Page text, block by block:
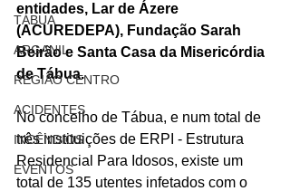
TÁBUA
ARGANIL
REGIÃO CENTRO
ACIDENTES
INCÊNDIOS
EVENTOS
entidades, Lar de Ázere
(ACUREDEPA), Fundação Sarah
Beirão e Santa Casa da Misericórdia
de Tábua.
No concelho de Tábua, e num total de
três instituições de ERPI - Estrutura
Residencial Para Idosos, existe um
total de 135 utentes infetados com o